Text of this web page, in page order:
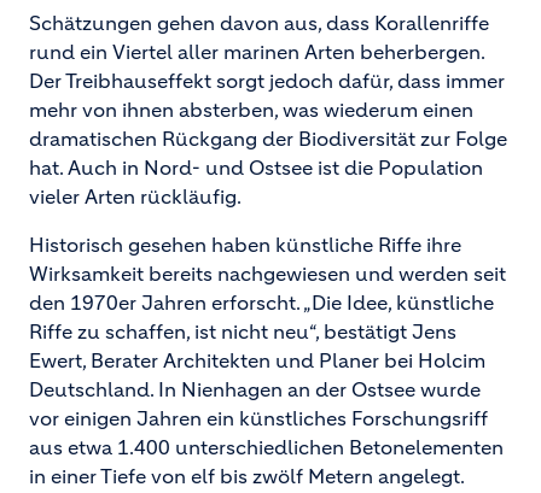
Schätzungen gehen davon aus, dass Korallenriffe
rund ein Viertel aller marinen Arten beherbergen.
Der Treibhauseffekt sorgt jedoch dafür, dass immer
mehr von ihnen absterben, was wiederum einen
dramatischen Rückgang der Biodiversität zur Folge
hat. Auch in Nord- und Ostsee ist die Population
vieler Arten rückläufig.
Historisch gesehen haben künstliche Riffe ihre
Wirksamkeit bereits nachgewiesen und werden seit
den 1970er Jahren erforscht. „Die Idee, künstliche
Riffe zu schaffen, ist nicht neu“, bestätigt Jens
Ewert, Berater Architekten und Planer bei Holcim
Deutschland. In Nienhagen an der Ostsee wurde
vor einigen Jahren ein künstliches Forschungsriff
aus etwa 1.400 unterschiedlichen Betonelementen
in einer Tiefe von elf bis zwölf Metern angelegt.